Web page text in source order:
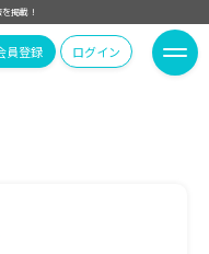
掲載！
員登録 ログイン